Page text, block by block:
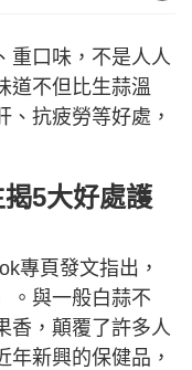
重口味，不是人人
道不但比生蒜溫
抗疲勞等好處，
5大好處護
專頁發文指出，
。與一般白蒜不
香，顛覆了許多人
新興的保健品，